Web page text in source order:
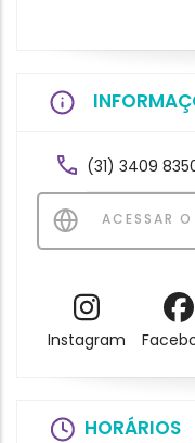
(31) 3409
ACESSAR
Instagram
HORÁRIOS